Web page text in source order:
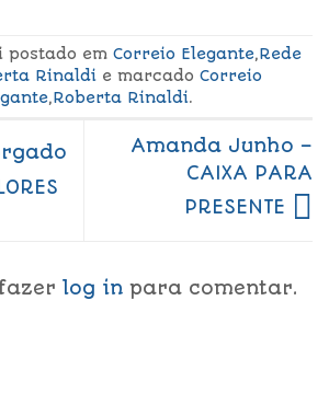
postado em Correio Elegante,Rede
Rinaldie marcado Correio
,Roberta Rinaldi.
Amanda Junho –
CAIXA PARA
PRESENTE
log in para comentar.